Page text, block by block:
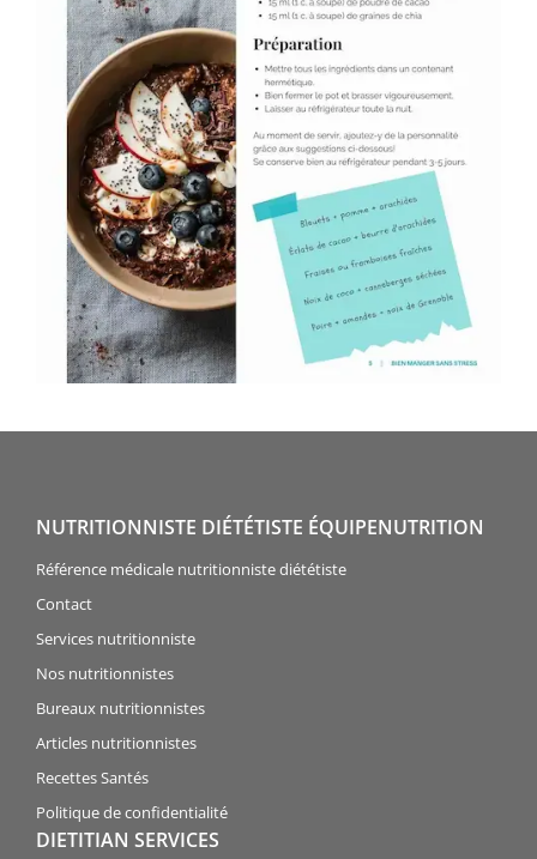
NUTRITIONNISTE DIÉTÉTISTE ÉQUIPENUTRITION
Référence médicale nutritionniste diététiste
Contact
Services nutritionniste
Nos nutritionnistes
Bureaux nutritionnistes
Articles nutritionnistes
Recettes Santés
Politique de confidentialité
DIETITIAN SERVICES